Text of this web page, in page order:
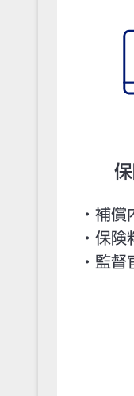
・補
・保険
・監